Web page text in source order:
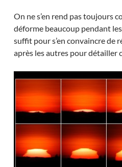
On ne s’en rend pas toujours
déforme beaucoup pendant
suffit pour s’en convaincre de
après les autres pour détailler